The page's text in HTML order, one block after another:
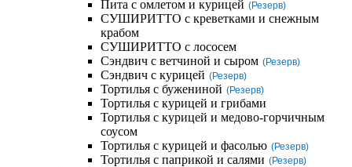
Пита с омлетом и курицей (Резерв)
СУШИРИТТО с креветками и снежным
крабом
СУШИРИТТО с лососем
Сэндвич с ветчиной и сыром (Резерв)
Сэндвич с курицей (Резерв)
Тортилья с бужениной (Резерв)
Тортилья с курицей и грибами
Тортилья с курицей и медово-горчичным
соусом
Тортилья с курицей и фасолью (Резерв)
Тортилья с паприкой и салями (Резерв)